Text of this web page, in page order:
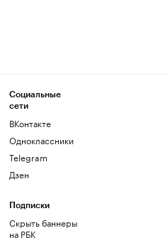
Социальные
сети
ВКонтакте
Одноклассники
Telegram
Дзен
Подписки
Скрыть баннеры
на РБК